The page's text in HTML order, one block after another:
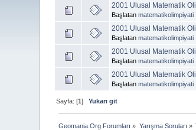
2001 Ulusal Matematik
Başlatanmatematikolimpiyati
2001 Ulusal Matematik
Başlatanmatematikolimpiyati
2001 Ulusal Matematik
Başlatanmatematikolimpiyati
2001 Ulusal Matematik
Başlatanmatematikolimpiyati
Sayfa: [1]Yukarı git
Geomania.Org Forumları » Yarışma Soruları »